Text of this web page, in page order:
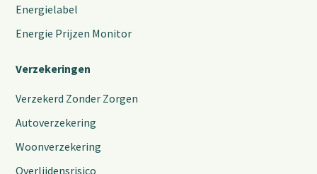
Energielabel
Energie Prijzen Monitor
Verzekeringen
Verzekerd Zonder Zorgen
Autoverzekering
Woonverzekering
Overlijdensrisico